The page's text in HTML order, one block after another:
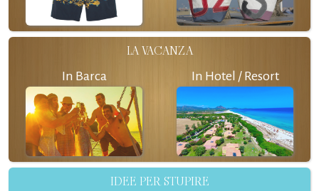
LA VACANZA
In Barca In Hotel / Resort
IDEE PER STUPIRE